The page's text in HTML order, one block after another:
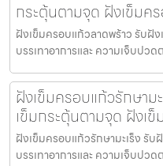
กระตุ้นตามจุด ฝังเข็มค
ฝังเข็มครอบแก้วลาดพร้าว รับฝั
บรรเทาอาการและ ความเจ็บปว
ฝังเข็มครอบแก้วรักษาม
เข็มกระตุ้นตามจุด ฝังเ
ฝังเข็มครอบแก้วรักษามะเร็ง รั
บรรเทาอาการและ ความเจ็บปว